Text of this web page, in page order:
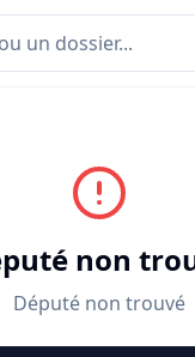
non
Député non trouvé